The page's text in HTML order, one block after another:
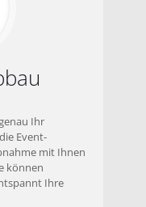
Ihr
Event-
mit Ihnen
können
Ihre